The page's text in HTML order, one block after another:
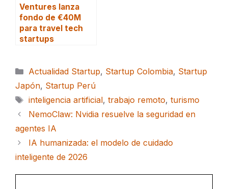
Ventures lanza
fondo de €40M
para travel tech
startups
Categorías
Actualidad Startup, Startup Colombia, Startup
Japón, Startup Perú
Etiquetas
inteligencia artificial, trabajo remoto, turismo
NemoClaw: Nvidia resuelve la seguridad en
agentes IA
IA humanizada: el modelo de cuidado
inteligente de 2026